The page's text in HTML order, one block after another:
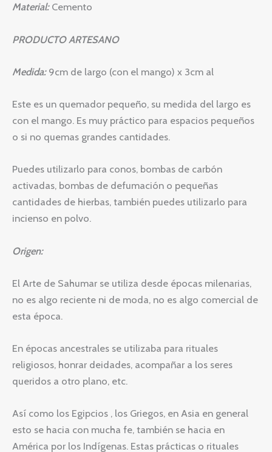
Material:Cemento
PRODUCTO ARTESANO
Medida: 9cm de largo (con el mango) x 3cm al
Este es un quemador pequeño, su medida del largo es
con el mango. Es muy práctico para espacios pequeños
o si no quemas grandes cantidades.
Puedes utilizarlo para conos, bombas de carbón
activadas, bombas de defumación o pequeñas
cantidades de hierbas, también puedes utilizarlo para
incienso en polvo.
Origen:
El Arte de Sahumar se utiliza desde épocas milenarias,
no es algo reciente ni de moda, no es algo comercial de
esta época.
En épocas ancestrales se utilizaba para rituales
religiosos, honrar deidades, acompañar a los seres
queridos a otro plano, etc.
Así como los Egipcios , los Griegos, en Asia en general
esto se hacia con mucha fe, también se hacia en
América por los Indígenas. Estas prácticas o rituales